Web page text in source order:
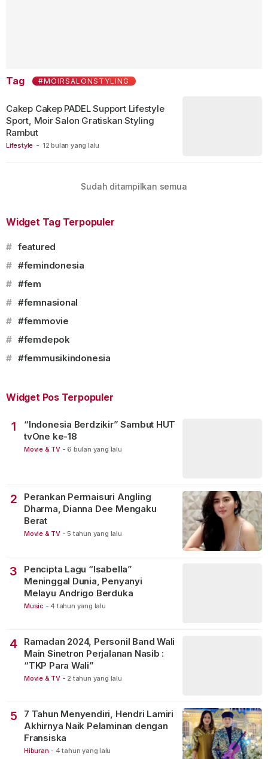
Tag #MOIRSALONSTYLING
Lifestyle - 12 bulan yang lalu
Cakep Cakep PADEL Support Lifestyle
Sport, Moir Salon Gratiskan Styling
Rambut
Sudah ditampilkan semua
Widget Tag Terpopuler
# featured
# #femindonesia
# #fem
# #femnasional
# #femmovie
# #femdepok
# #femmusikindonesia
Widget Pos Terpopuler
1
“Indonesia Berdzikir” Sambut HUT
tvOne ke-18
Movie & TV - 6 bulan yang lalu
2
Perankan Permaisuri Angling
Dharma, Dianna Dee Mengaku
Berat
Movie & TV - 5 tahun yang lalu
3
Pencipta Lagu “Isabella”
Meninggal Dunia, Penyanyi
Melayu Andrigo Berduka
Music - 4 tahun yang lalu
4
Ramadan 2024, Personil Band Wali
Main Sinetron Perjalanan Nasib :
“TKP Para Wali”
Movie & TV - 2 tahun yang lalu
5
7 Tahun Menyendiri, Hendri Lamiri
Akhirnya Naik Pelaminan dengan
Fransiska
Hiburan - 4 tahun yang lalu